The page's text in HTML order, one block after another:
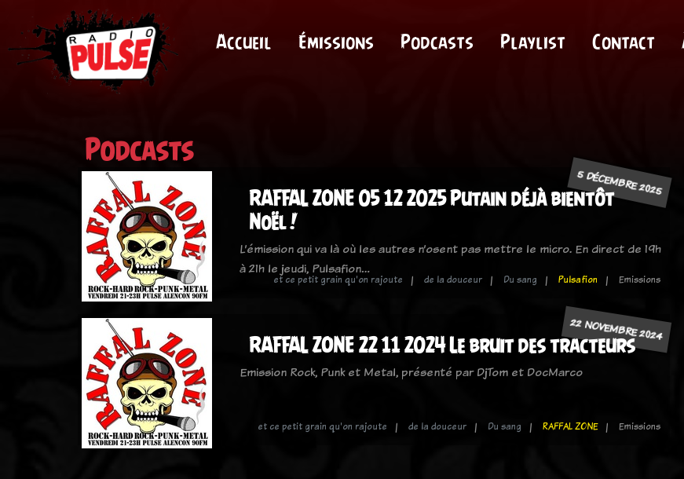
Accueil Émissions Podcasts Playlist Contact
Podcasts
5 DÉCEMBRE 2025
RAFFAL ZONE 05 12 2025 Putain déjà bientôt
Noël !
L’émission qui va là où les autres n’osent pas mettre le micro. En direct de 19h
à 21h le jeudi, Pulsafion…
et ce petit grain qu'on rajoute de la douceur Du sang Pulsafion Emissions
22 NOVEMBRE 2024
RAFFAL ZONE 22 11 2024 Le bruit des tracteurs
Emission Rock, Punk et Metal, présenté par DjTom et DocMarco
et ce petit grain qu'on rajoute de la douceur Du sang RAFFAL ZONE Emissions